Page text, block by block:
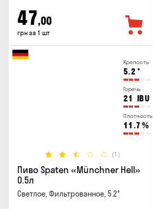
47,00
грн за 1 шт
Крепость
5.2 °
Горечь
21 IBU
Плотность
11.7 %
(1)
Пиво Spaten «Münchner Hell»
0.5л
Светлое, Фильтрованное, 5.2°